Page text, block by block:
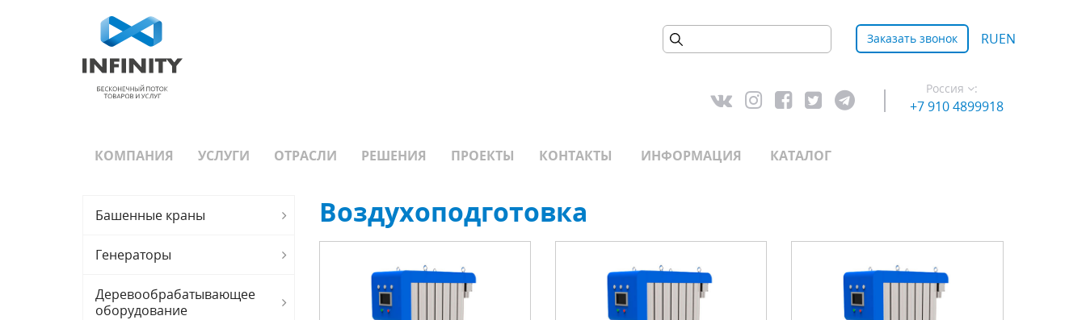
Заказать звонок RUEN
Россия :
+7 910 4899918
КОМПАНИЯ УСЛУГИ ОТРАСЛИ РЕШЕНИЯ ПРОЕКТЫ КОНТАКТЫ ИНФОРМАЦИЯ КАТАЛОГ
Башенные краны
Генераторы
Деревообрабатывающее
оборудование
Воздухоподготовка